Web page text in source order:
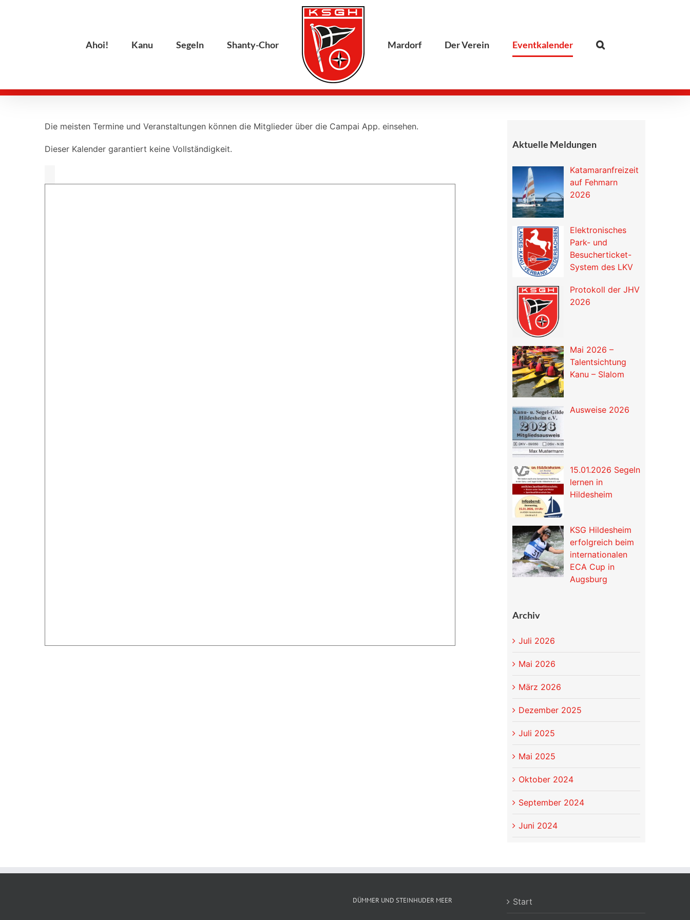
Ahoi! Kanu Segeln Shanty-Chor Mardorf Der Verein Eventkalender
Die meisten Termine und Veranstaltungen können die Mitglieder über die Campai App. einsehen.
Dieser Kalender garantiert keine Vollständigkeit. Aktuelle Meldungen
Katamaranfreizeit
auf Fehmarn
2026
Elektronisches
Park- und
Besucherticket-
System des LKV
Protokoll der JHV
2026
Mai 2026 –
Talentsichtung
Kanu – Slalom
Ausweise 2026
15.01.2026 Segeln
lernen in
Hildesheim
KSG Hildesheim
erfolgreich beim
internationalen
ECA Cup in
Augsburg
Archiv
Juli 2026
Mai 2026
März 2026
Dezember 2025
Juli 2025
Mai 2025
Oktober 2024
September 2024
Juni 2024
DÜMMER UND STEINHUDER MEER Start